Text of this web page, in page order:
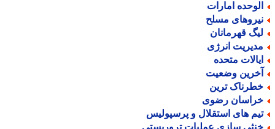
امارات
مسلح
قهرمانان
انرژی
متحده
وضعیت
ترین
رضوی
های استقلال و پرسپولیس